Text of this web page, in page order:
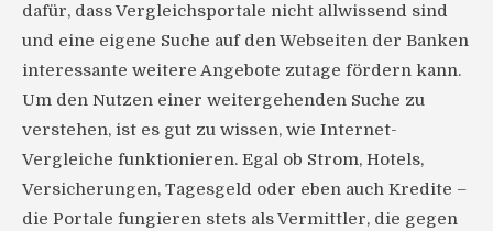
dafür, dass Vergleichsportale nicht allwissend sind
und eine eigene Suche auf den Webseiten der Banken
interessante weitere Angebote zutage fördern kann.
Um den Nutzen einer weitergehenden Suche zu
verstehen, ist es gut zu wissen, wie Internet-
Vergleiche funktionieren. Egal ob Strom, Hotels,
Versicherungen, Tagesgeld oder eben auch Kredite –
die Portale fungieren stets als Vermittler, die gegen